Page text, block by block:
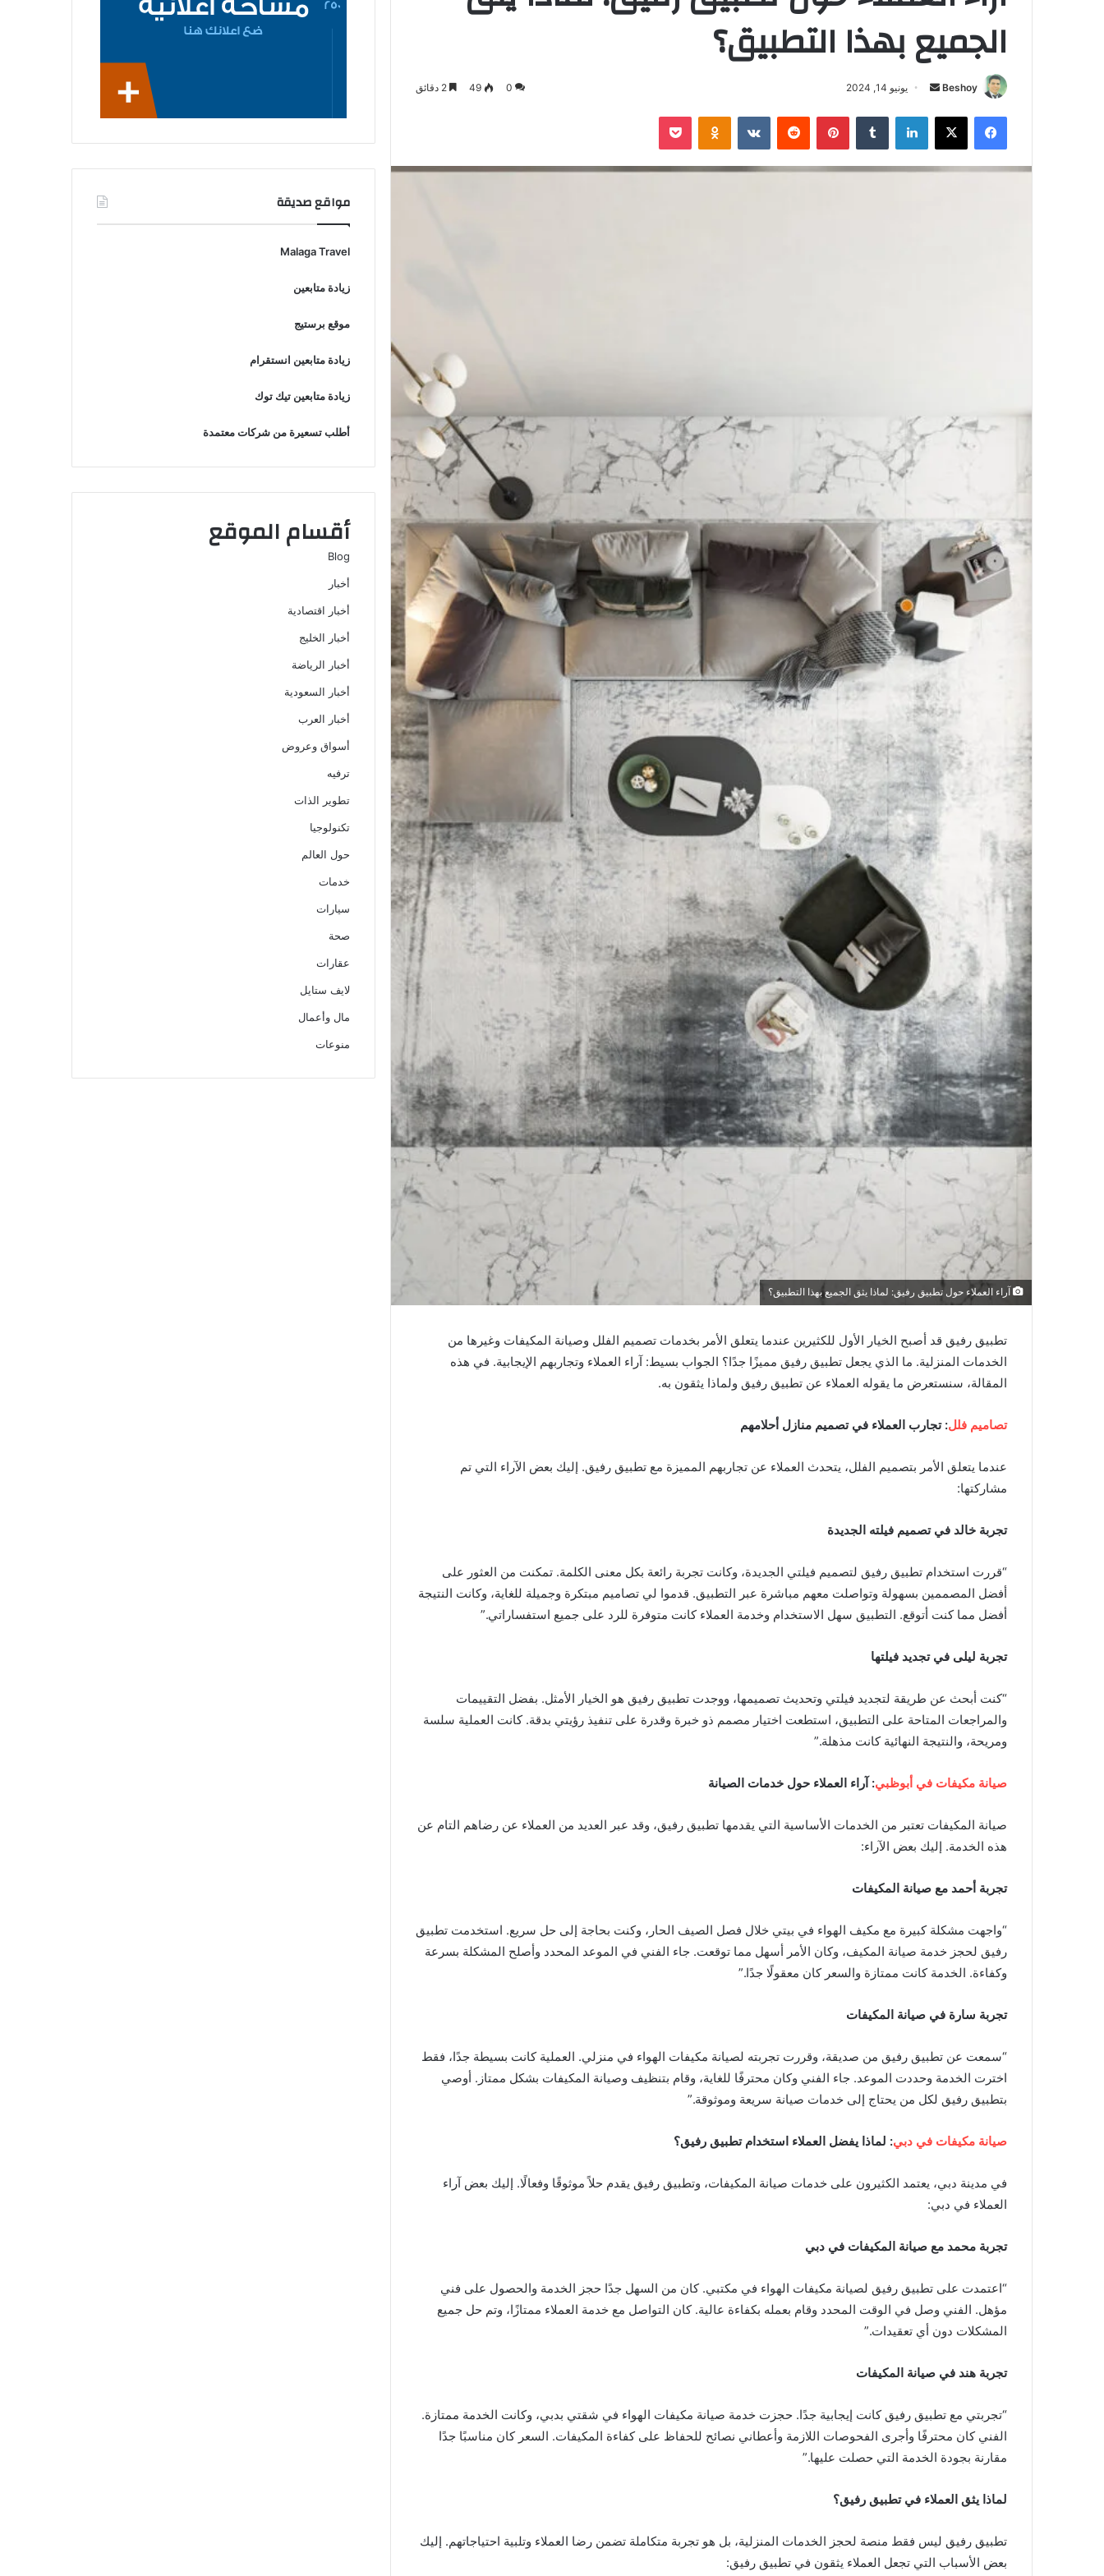
الجميع بهذا التطبيق؟
Beshoy
ل
ب
يونيو 14, 2024 0
49
فيسبوك لينكدإن بينتيريست
آراء العملاء حول تطبيق رفيق: لماذا يثق الجميع بهذا التطبيق؟
تطبيق رفيق قد أصبح الخيار الأول للكثيرين عندما يتعلق الأمر بخدمات تصميم الفلل وصيانة المكيفات وغيرها من
الخدمات المنزلية. ما الذي يجعل تطبيق رفيق مميزًا جدًا؟ الجواب بسيط: آراء العملاء وتجاربهم الإيجابية. في هذه
المقالة، سنستعرض ما يقوله العملاء عن تطبيق رفيق ولماذا يثقون به.
تصاميم فلل: تجارب العملاء في تصميم منازل أحلامهم
عندما يتعلق الأمر بتصميم الفلل، يتحدث العملاء عن تجاربهم المميزة مع تطبيق رفيق. إليك بعض الآراء التي تم
مشاركتها:
تجربة خالد في تصميم فيلته الجديدة
“قررت استخدام تطبيق رفيق لتصميم فيلتي الجديدة، وكانت تجربة رائعة بكل معنى الكلمة. تمكنت من العثور على
أفضل المصممين بسهولة وتواصلت معهم مباشرة عبر التطبيق. قدموا لي تصاميم مبتكرة وجميلة للغاية، وكانت النتيجة
أفضل مما كنت أتوقع. التطبيق سهل الاستخدام وخدمة العملاء كانت متوفرة للرد على جميع استفساراتي.”
تجربة ليلى في تجديد فيلتها
“كنت أبحث عن طريقة لتجديد فيلتي وتحديث تصميمها، ووجدت تطبيق رفيق هو الخيار الأمثل. بفضل التقييمات
والمراجعات المتاحة على التطبيق، استطعت اختيار مصمم ذو خبرة وقدرة على تنفيذ رؤيتي بدقة. كانت العملية سلسة
ومريحة، والنتيجة النهائية كانت مذهلة.”
صيانة مكيفات في أبوظبي: آراء العملاء حول خدمات الصيانة
صيانة المكيفات تعتبر من الخدمات الأساسية التي يقدمها تطبيق رفيق، وقد عبر العديد من العملاء عن رضاهم التام عن
هذه الخدمة. إليك بعض الآراء:
تجربة أحمد مع صيانة المكيفات
“واجهت مشكلة كبيرة مع مكيف الهواء في بيتي خلال فصل الصيف الحار، وكنت بحاجة إلى حل سريع. استخدمت تطبيق
رفيق لحجز خدمة صيانة المكيف، وكان الأمر أسهل مما توقعت. جاء الفني في الموعد المحدد وأصلح المشكلة بسرعة
وكفاءة. الخدمة كانت ممتازة والسعر كان معقولًا جدًا.”
تجربة سارة في صيانة المكيفات
“سمعت عن تطبيق رفيق من صديقة، وقررت تجربته لصيانة مكيفات الهواء في منزلي. العملية كانت بسيطة جدًا، فقط
اخترت الخدمة وحددت الموعد. جاء الفني وكان محترفًا للغاية، وقام بتنظيف وصيانة المكيفات بشكل ممتاز. أوصي
بتطبيق رفيق لكل من يحتاج إلى خدمات صيانة سريعة وموثوقة.”
صيانة مكيفات في دبي: لماذا يفضل العملاء استخدام تطبيق رفيق؟
في مدينة دبي، يعتمد الكثيرون على خدمات صيانة المكيفات، وتطبيق رفيق يقدم حلاً موثوقًا وفعالًا. إليك بعض آراء
العملاء في دبي:
تجربة محمد مع صيانة المكيفات في دبي
“اعتمدت على تطبيق رفيق لصيانة مكيفات الهواء في مكتبي. كان من السهل جدًا حجز الخدمة والحصول على فني
مؤهل. الفني وصل في الوقت المحدد وقام بعمله بكفاءة عالية. كان التواصل مع خدمة العملاء ممتازًا، وتم حل جميع
المشكلات دون أي تعقيدات.”
تجربة هند في صيانة المكيفات
“تجربتي مع تطبيق رفيق كانت إيجابية جدًا. حجزت خدمة صيانة مكيفات الهواء في شقتي بدبي، وكانت الخدمة ممتازة.
الفني كان محترفًا وأجرى الفحوصات اللازمة وأعطاني نصائح للحفاظ على كفاءة المكيفات. السعر كان مناسبًا جدًا
مقارنة بجودة الخدمة التي حصلت عليها.”
لماذا يثق العملاء في تطبيق رفيق؟
تطبيق رفيق ليس فقط منصة لحجز الخدمات المنزلية، بل هو تجربة متكاملة تضمن رضا العملاء وتلبية احتياجاتهم. إليك
بعض الأسباب التي تجعل العملاء يثقون في تطبيق رفيق:
مواقع صديقة
Malaga Travel
زيادة متابعين
موقع برستيج
زيادة متابعين انستقرام
زيادة متابعين تيك توك
أطلب تسعيرة من شركات معتمدة
أقسام الموقع
Blog
أخبار
أخبار اقتصادية
أخبار الخليج
أخبار الرياضة
أخبار السعودية
أخبار العرب
أسواق وعروض
ترفيه
تطوير الذات
تكنولوجيا
حول العالم
خدمات
سيارات
صحة
عقارات
لايف ستايل
مال وأعمال
منوعات